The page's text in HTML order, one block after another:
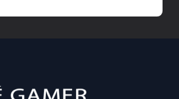
do preload,